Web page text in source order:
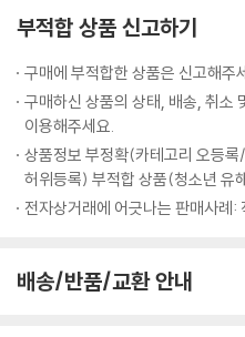
삼국회담
털업 샐러드
수픈데 오믈렛
치사의 사탑
행사의 완자님
채면차림
키스버거
프로틴 스틱
알려준다. 이러한 시크릿 쿠킹 팁과
은 물론이다.
요리 초보를 위한 정확한 조리 분량
방송을 본 후 아쉬운 것은 정확한 조
끝난 뒤 셰프들은 ‘제가 거기에 설
을 정도로 15분이라는 짧은 시간에
고 재료를 가감할 때가 많고 게스트
시피와 다르게 요리하기도 한다.
부적합 상품 신고하기
구매에 부적합한 상품은 신고해주
구매하신 상품의 상태, 배송, 취소
이용해주세요.
상품정보 부정확(카테고리 오등
허위등록) 부적합 상품(청소년 유
전자상거래에 어긋나는 판매사례:
배송/반품/교환 안내